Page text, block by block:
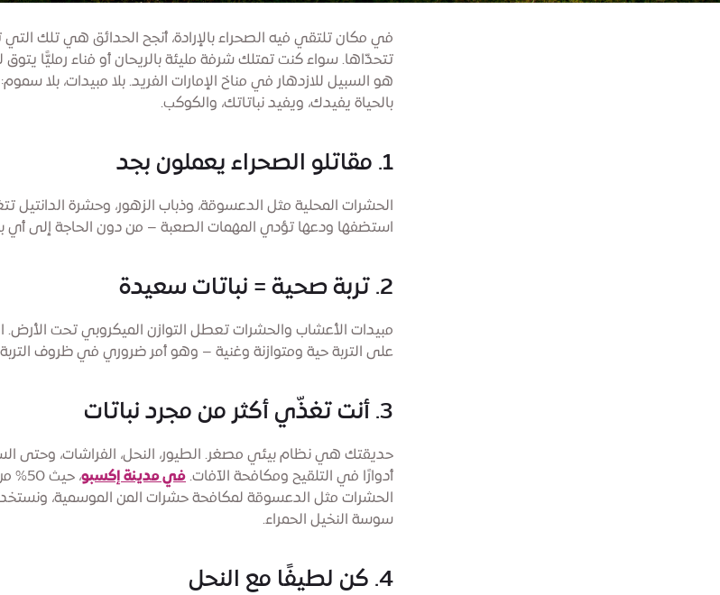
في مكان تلتقي فيه الصحراء بالإرادة، أنجح الحدائق هي تلك التي
تتحدّاها. سواء كنت تمتلك شرفة مليئة بالريحان أو فناء رمليًّا يتوق
هو السبيل للازدهار في مناخ الإمارات الفريد. بلا مبيدات، بلا
بالحياة يفيدك، ويفيد نباتاتك، والكوكب.
1. مقاتلو الصحراء يعملون بجد
الحشرات المحلية مثل الدعسوقة، وذباب الزهور، وحشرة الدانتيل
استضفها ودعها تؤدي المهمات الصعبة – من دون الحاجة إلى أي
2. تربة صحية = نباتات سعيدة
مبيدات الأعشاب والحشرات تعطل التوازن الميكروبي تحت
على التربة حية ومتوازنة وغنية – وهو أمر ضروري في ظروف التربة
3. أنت تغذّي أكثر من مجرد نباتات
حديقتك هي نظام بيئي مصغر. الطيور، النحل، الفراشات، وحتى
أدوارًا في التلقيح ومكافحة الآفات. في مدينة إكسبو
،
الحشرات مثل الدعسوقة لمكافحة حشرات المن الموسمية،
سوسة النخيل الحمراء.
4. كن لطيفًا مع النحل